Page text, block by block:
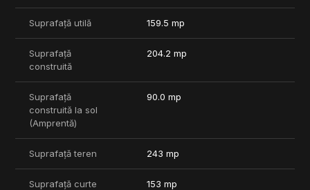
si functiuni moderne, pentru a se adapta perfect cerintelor vietii
contemporane.
Suprafață utilă 159.5 mp
Suprafață
construită
204.2 mp
Suprafață
construită la sol
(Amprentă)
90.0 mp
Suprafață teren 243 mp
Suprafață curte 153 mp